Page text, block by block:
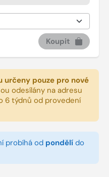
Koupit
určeny pouze pro nové
odesílány na adresu
6 týdnů od provedení
probíhá od pondělí do